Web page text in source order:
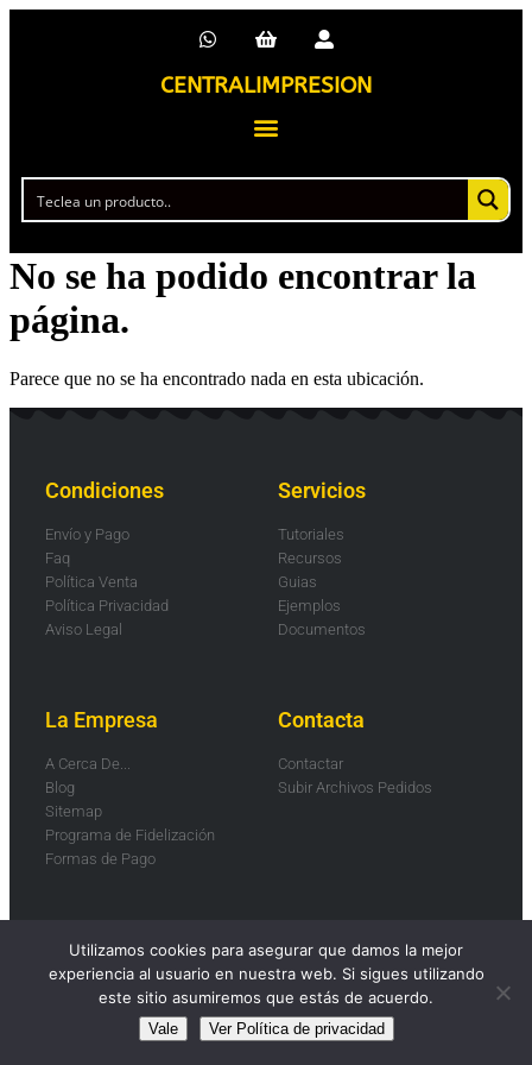
CENTRALIMPRESION
No se ha podido encontrar la
página.
Parece que no se ha encontrado nada en esta ubicación.
Condiciones
Envío y Pago
Faq
Política Venta
Política Privacidad
Aviso Legal
Servicios
Tutoriales
Recursos
Guias
Ejemplos
Documentos
La Empresa
A Cerca De...
Blog
Sitemap
Programa de Fidelización
Formas de Pago
Contacta
Contactar
Subir Archivos Pedidos
© 2026 Smartwebs.
Utilizamos cookies para asegurar que damos la mejor
experiencia al usuario en nuestra web. Si sigues utilizando
este sitio asumiremos que estás de acuerdo.
Vale Ver Política de privacidad